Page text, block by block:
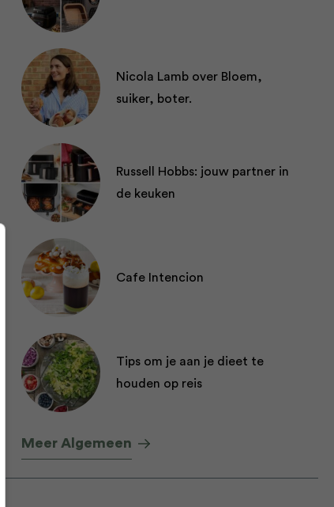
Nicola Lamb over Bloem,
suiker, boter.
Russell Hobbs: jouw partner in
de keuken
Cafe Intencion
Tips om je aan je dieet te
houden op reis
Meer Algemeen